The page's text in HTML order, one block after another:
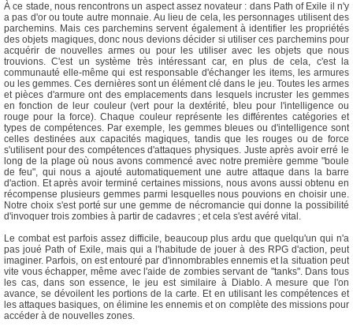
À ce stade, nous rencontrons un aspect assez novateur : dans Path of Exile il n'y
a pas d'or ou toute autre monnaie. Au lieu de cela, les personnages utilisent des
parchemins. Mais ces parchemins servent également à identifier les propriétés
des objets magiques, donc nous devions décider si utiliser ces parchemins pour
acquérir de nouvelles armes ou pour les utiliser avec les objets que nous
trouvions. C'est un système très intéressant car, en plus de cela, c'est la
communauté elle-même qui est responsable d'échanger les items, les armures
ou les gemmes. Ces dernières sont un élément clé dans le jeu. Toutes les armes
et pièces d'armure ont des emplacements dans lesquels incruster les gemmes
en fonction de leur couleur (vert pour la dextérité, bleu pour l'intelligence ou
rouge pour la force). Chaque couleur représente les différentes catégories et
types de compétences. Par exemple, les gemmes bleues ou d'intelligence sont
celles destinées aux capacités magiques, tandis que les rouges ou de force
s'utilisent pour des compétences d'attaques physiques. Juste après avoir erré le
long de la plage où nous avons commencé avec notre première gemme "boule
de feu", qui nous a ajouté automatiquement une autre attaque dans la barre
d'action. Et après avoir terminé certaines missions, nous avons aussi obtenu en
récompense plusieurs gemmes parmi lesquelles nous pouvions en choisir une.
Notre choix s'est porté sur une gemme de nécromancie qui donne la possibilité
d'invoquer trois zombies à partir de cadavres ; et cela s'est avéré vital.
Le combat est parfois assez difficile, beaucoup plus ardu que quelqu'un qui n'a
pas joué Path of Exile, mais qui a l'habitude de jouer à des RPG d'action, peut
imaginer. Parfois, on est entouré par d'innombrables ennemis et la situation peut
vite vous échapper, même avec l'aide de zombies servant de "tanks". Dans tous
les cas, dans son essence, le jeu est similaire à Diablo. A mesure que l'on
avance, se dévoilent les portions de la carte. Et en utilisant les compétences et
les attaques basiques, on élimine les ennemis et on complète des missions pour
accéder à de nouvelles zones.